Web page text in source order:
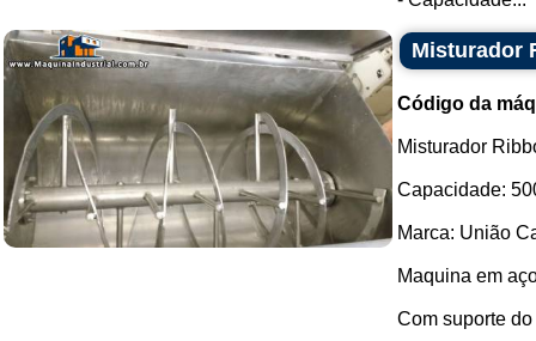
Misturador
Código da
Misturador
Capacidade:
Marca: União
Maquina em
Com suporte